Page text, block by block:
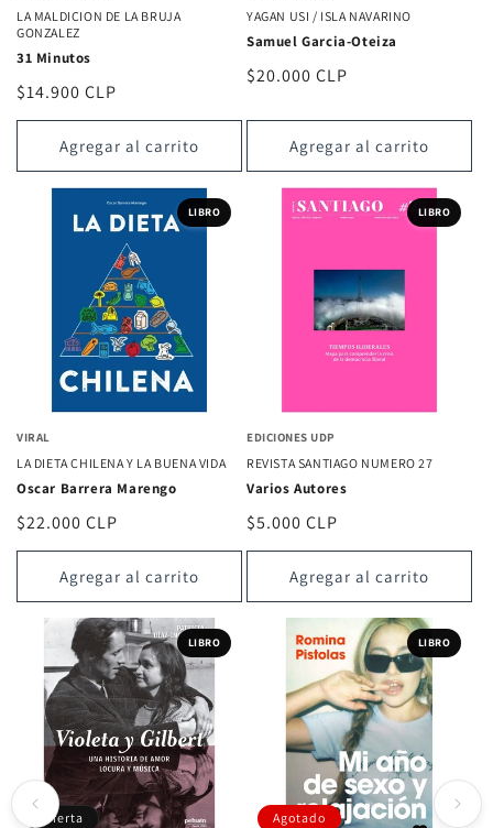
LA MALDICION DE LA BRUJA
GONZALEZ
31 Minutos
Precio
habitual
$14.900 CLP
Agregar al carrito
YAGAN USI / ISLA NAVARINO
Samuel Garcia-Oteiza
Precio
$20.000 CLP
Agregar al carrito
LIBRO
VIRAL
LA DIETA CHILENA Y LA BUENA VIDA
Oscar Barrera Marengo
Precio
habitual
$22.000 CLP
Agregar al carrito
LIBRO
EDICIONES UDP
REVISTA SANTIAGO NUMERO 27
Varios Autores
Precio
habitual
$5.000 CLP
Agregar al carrito
LIBRO
Oferta
LIBRO
Agotado